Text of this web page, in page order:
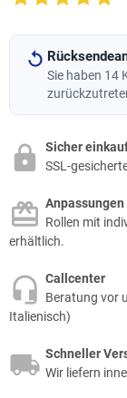
Sie haben 14
Sicher
SSL-
Anpassungen
Rollen mit
erhältlich.
Callcenter
Beratung vor
Italienisch)
Schneller
Wir liefern